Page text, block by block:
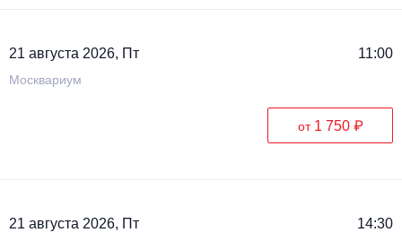
21 августа 2026, Пт 11:00
Москвариум
от 1 750 ₽
21 августа 2026, Пт 14:30